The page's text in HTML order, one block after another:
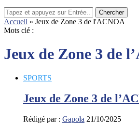
Chercher
Accueil » Jeux de Zone 3 de l'ACNOA
Mots clé :
Jeux de Zone 3 de
SPORTS
Jeux de Zone 3 de
Rédigé par : Gapola 21/10/2025